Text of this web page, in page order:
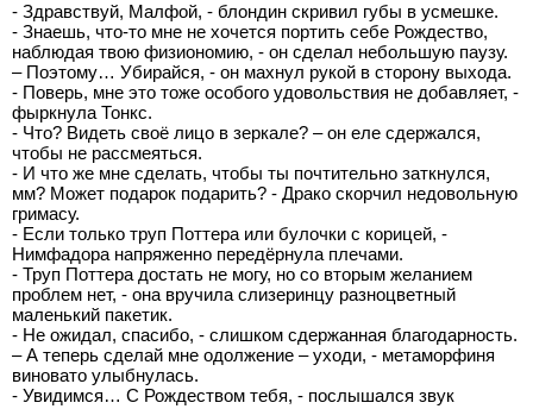
- Здравствуй, Малфой, - блондин скривил губы в усмешке.
- Знаешь, что-то мне не хочется портить себе Рождество,
наблюдая твою физиономию, - он сделал небольшую паузу.
– Поэтому… Убирайся, - он махнул рукой в сторону выхода.
- Поверь, мне это тоже особого удовольствия не добавляет, -
фыркнула Тонкс.
- Что? Видеть своё лицо в зеркале? – он еле сдержался,
чтобы не рассмеяться.
- И что же мне сделать, чтобы ты почтительно заткнулся,
мм? Может подарок подарить? - Драко скорчил недовольную
гримасу.
- Если только труп Поттера или булочки с корицей, -
Нимфадора напряженно передёрнула плечами.
- Труп Поттера достать не могу, но со вторым желанием
проблем нет, - она вручила слизеринцу разноцветный
маленький пакетик.
- Не ожидал, спасибо, - слишком сдержанная благодарность.
– А теперь сделай мне одолжение – уходи, - метаморфиня
виновато улыбнулась.
- Увидимся… С Рождеством тебя, - послышался звук